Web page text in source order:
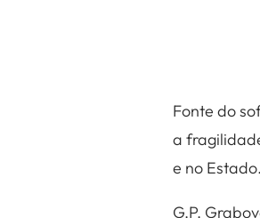
Fonte do
a
e no Estado.
G.P.